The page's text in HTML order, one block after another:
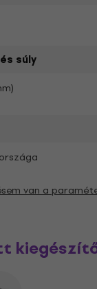
súly
van a